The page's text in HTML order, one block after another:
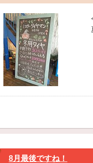
8月最後ですね！